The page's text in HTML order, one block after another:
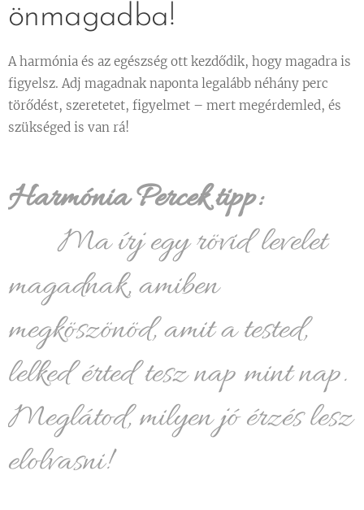
önmagadba! 🌟
A harmónia és az egészség ott kezdődik, hogy magadra is
figyelsz. Adj magadnak naponta legalább néhány perc
törődést, szeretetet, figyelmet – mert megérdemled, és
szükséged is van rá!
Harmónia Percek tipp:
🌼 Ma írj egy rövid levelet
magadnak, amiben
megköszönöd, amit a tested,
lelked érted tesz nap mint nap.
Meglátod, milyen jó érzés lesz
elolvasni!